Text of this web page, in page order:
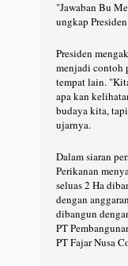
"Jawaban Bu
ungkap
Presiden
menjadi contoh
tempat lain.
apa kan
budaya kita,
ujarnya.
Dalam siaran
Perikanan
seluas 2 Ha
dengan
dibangun
PT
PT Fajar Nusa